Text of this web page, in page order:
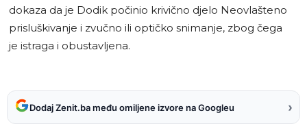
dokaza da je Dodik počinio krivično djelo Neovlašteno
prisluškivanje i zvučno ili optičko snimanje, zbog čega
je istraga i obustavljena.
Dodaj Zenit.ba među omiljene izvore na Googleu ›